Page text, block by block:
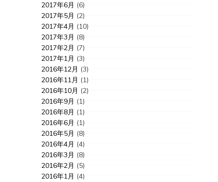
2017年6月 (6)
2017年5月 (2)
2017年4月 (10)
2017年3月 (8)
2017年2月 (7)
2017年1月 (3)
2016年12月 (3)
2016年11月 (1)
2016年10月 (2)
2016年9月 (1)
2016年8月 (1)
2016年6月 (1)
2016年5月 (8)
2016年4月 (4)
2016年3月 (8)
2016年2月 (5)
2016年1月 (4)